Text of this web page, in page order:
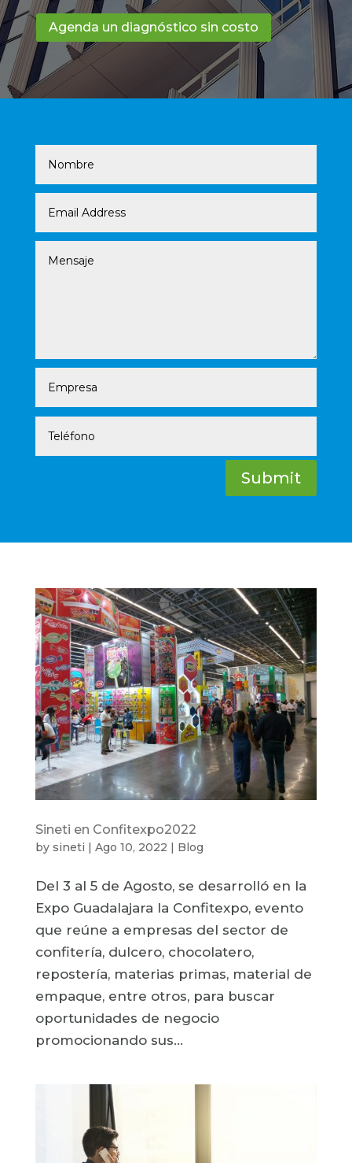
Agenda un diagnóstico sin costo
Submit
Sineti en Confitexpo2022
by sineti | Ago 10, 2022 | Blog
Del 3 al 5 de Agosto, se desarrolló en la
Expo Guadalajara la Confitexpo, evento
que reúne a empresas del sector de
confitería, dulcero, chocolatero,
repostería, materias primas, material de
empaque, entre otros, para buscar
oportunidades de negocio
promocionando sus...